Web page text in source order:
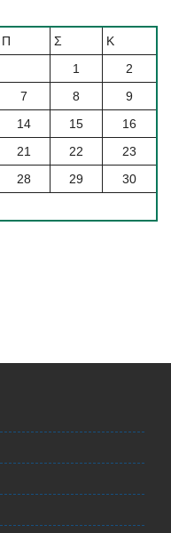
Π Σ
Κ
1
2
7 8
9
14 15
16
21 22
23
28 29
30